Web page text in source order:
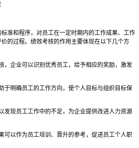
准和程序，对员工在一定时期内的工作成果、工作
的过程。绩效考核的作用主要体现在以下几个方
，企业可以识别优秀员工，给予相应的奖励，激发
于明确员工的工作方向，使个人目标与组织目标保
发现员工工作中的不足，为企业提供改进人力资源
可以作为员工培训、晋升的参考，促进员工个人职